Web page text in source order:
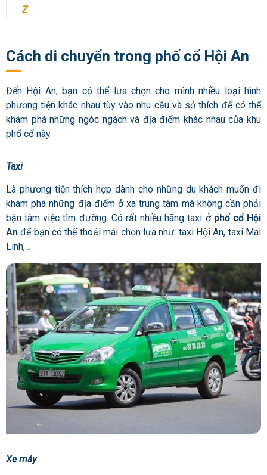
Z
Cách di chuyển trong phố cổ Hội An
Đến Hội An, bạn có thể lựa chọn cho mình nhiều loại hình
phương tiện khác nhau tùy vào nhu cầu và sở thích để có thể
khám phá những ngóc ngách và địa điểm khác nhau của khu
phố cổ này.
Taxi
Là phương tiện thích hợp dành cho những du khách muốn đi
khám phá những địa điểm ở xa trung tâm mà không cần phải
bận tâm việc tìm đường. Có rất nhiều hãng taxi ở phố cổ Hội
An để bạn có thể thoải mái chọn lựa như: taxi Hội An, taxi Mai
Linh,…
Xe máy